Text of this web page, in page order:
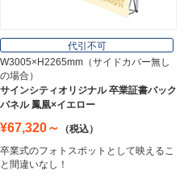
代引不可
W3005×H2265mm（サイドカバー無し
の場合）
サインシティオリジナル 卒業証書バック
パネル 鳳凰×イエロー
¥67,320～
（税込）
卒業式のフォトスポットとして映えるこ
と間違いなし！